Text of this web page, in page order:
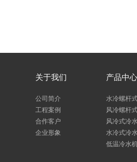
关于我们
公司简介
工程案例
合作客户
企业形象
产品中心
水冷螺杆
风冷螺杆
风冷式冷
水冷式冷
低温冷水